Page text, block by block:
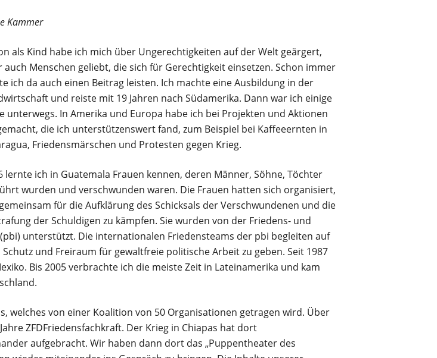
Kammer
als Kind habe ich mich über Ungerechtigkeiten auf der Welt geärgert,
auch Menschen geliebt, die sich für Gerechtigkeit einsetzen. Schon immer
ich da auch einen Beitrag leisten. Ich machte eine Ausbildung in der
und reiste mit 19 Jahren nach Südamerika. Dann war ich einige
unterwegs. In Amerika und Europa habe ich bei Projekten und Aktionen
die ich unterstützenswert fand, zum Beispiel bei Kaffeeernten in
Friedensmärschen und Protesten gegen Krieg.
lernte ich in Guatemala Frauen kennen, deren Männer, Söhne, Töchter
wurden und verschwunden waren. Die Frauen hatten sich organisiert,
für die Aufklärung des Schicksals der Verschwundenen und die
der Schuldigen zu kämpfen. Sie wurden von der Friedens- und
unterstützt. Die internationalen Friedensteams der pbi begleiten auf
und Freiraum für gewaltfreie politische Arbeit zu geben. Seit 1987
Bis 2005 verbrachte ich die meiste Zeit in Lateinamerika und kam
welches von einer Koalition von 50 Organisationen getragen wird. Über
ZFDFriedensfachkraft. Der Krieg in Chiapas hat dort
aufgebracht. Wir haben dann dort das „Puppentheater des